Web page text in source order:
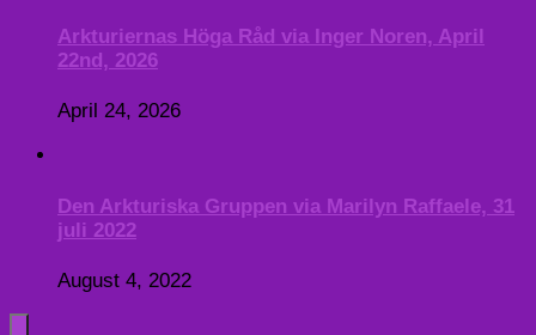
Arkturiernas Höga Råd via Inger Noren, April
22nd, 2026
April 24, 2026
Den Arkturiska Gruppen via Marilyn Raffaele, 31
juli 2022
August 4, 2022